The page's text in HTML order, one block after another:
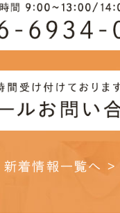
新着情報一覧へ >